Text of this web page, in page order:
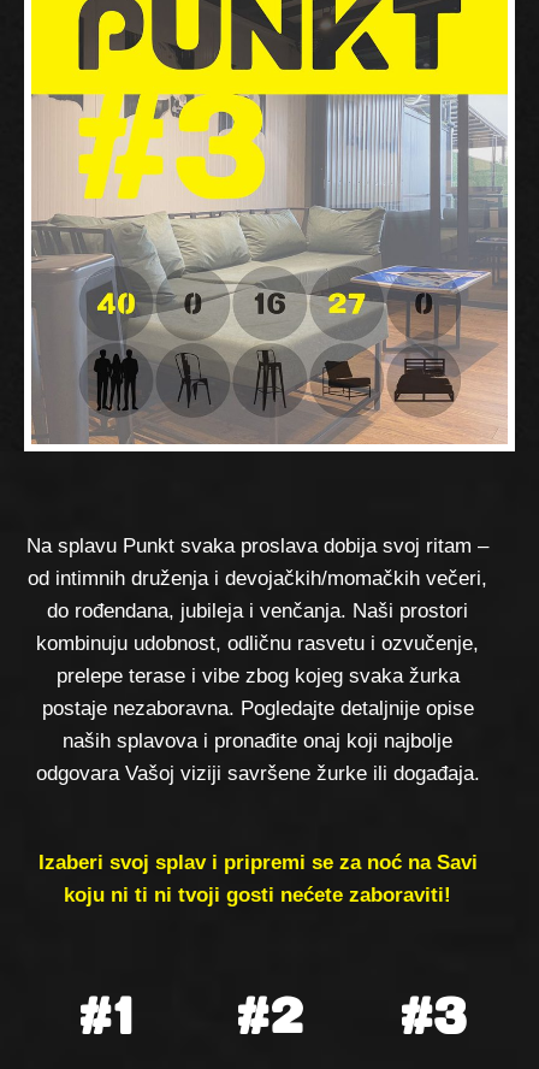
Na splavu Punkt svaka proslava dobija svoj ritam –
od intimnih druženja i devojačkih/momačkih večeri,
do rođendana, jubileja i venčanja. Naši prostori
kombinuju udobnost, odličnu rasvetu i ozvučenje,
prelepe terase i vibe zbog kojeg svaka žurka
postaje nezaboravna. Pogledajte detaljnije opise
naših splavova i pronađite onaj koji najbolje
odgovara Vašoj viziji savršene žurke ili događaja.
Izaberi svoj splav i pripremi se za noć na Savi
koju ni ti ni tvoji gosti nećete zaboraviti!
#1 #2 #3